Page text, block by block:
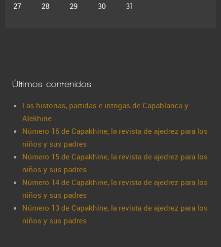
27
28 29 30 31
Últimos contenidos
Las historias, partidas e intrigas de Capablanca y
Alekhine
Número 16 de Capakhine, la revista de ajedrez para los
niños y sus padres
Número 15 de Capakhine, la revista de ajedrez para los
niños y sus padres
Número 14 de Capakhine, la revista de ajedrez para los
niños y sus padres
Número 13 de Capakhine, la revista de ajedrez para los
niños y sus padres